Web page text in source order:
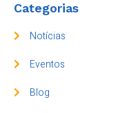
Categorias
Notícias
Eventos
Blog